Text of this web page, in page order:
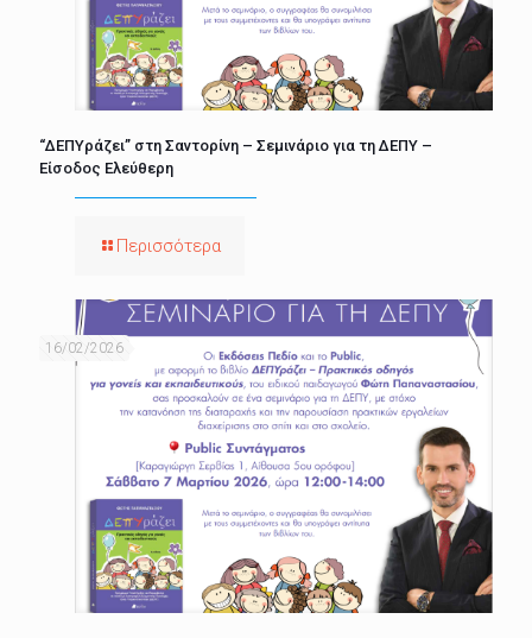
“ΔΕΠΥράζει” στη Σαντορίνη – Σεμινάριο για τη ΔΕΠΥ –
Είσοδος Ελεύθερη
Περισσότερα
16/02/2026